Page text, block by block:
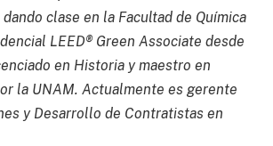
dando clase en la Facultad de Química
LEED® Green Associate desde
en Historia y maestro en
la UNAM. Actualmente es gerente
y Desarrollo de Contratistas en